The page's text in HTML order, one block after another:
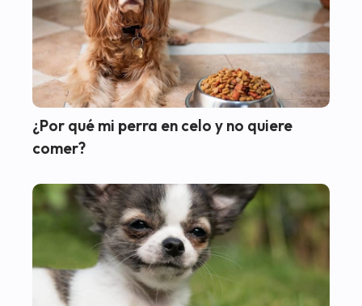
¿Por qué mi perra en celo y no quiere
comer?